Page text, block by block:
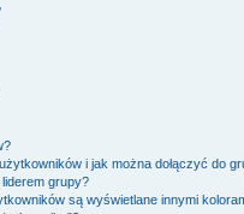
i jak można dołączyć do
grupy?
są wyświetlane innymi